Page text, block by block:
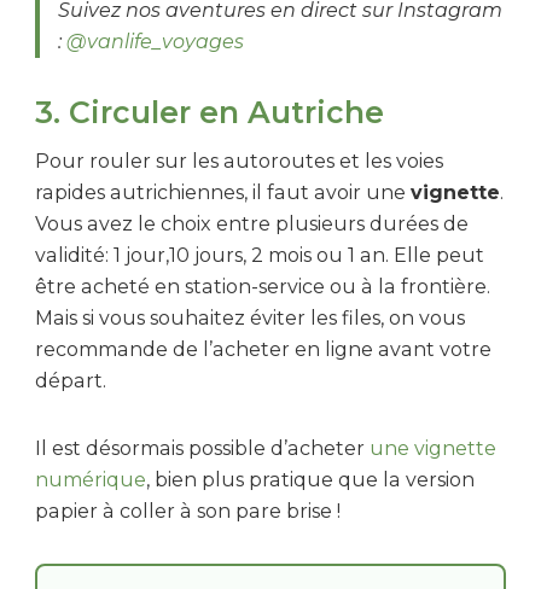
Suivez nos aventures en direct sur Instagram
: @vanlife_voyages
3. Circuler en Autriche
Pour rouler sur les autoroutes et les voies
rapides autrichiennes, il faut avoir une vignette.
Vous avez le choix entre plusieurs durées de
validité: 1 jour,10 jours, 2 mois ou 1 an. Elle peut
être acheté en station-service ou à la frontière.
Mais si vous souhaitez éviter les files, on vous
recommande de l’acheter en ligne avant votre
départ.
Il est désormais possible d’acheter une vignette
numérique, bien plus pratique que la version
papier à coller à son pare brise !